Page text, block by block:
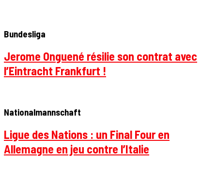
Bundesliga
Jerome Onguené résilie son contrat avec
l’Eintracht Frankfurt !
Nationalmannschaft
Ligue des Nations : un Final Four en
Allemagne en jeu contre l’Italie